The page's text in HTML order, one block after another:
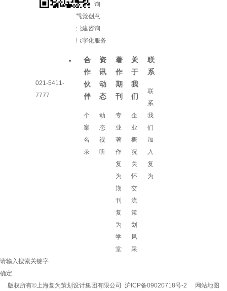
021-5411-
7777
增长咨询
视觉创意
党建咨询
数字化服务
合
作
伙
伴
个
案
名
录
资
讯
动
态
动
态
视
听
著
作
期
刊
专
业
著
作
复
为
期
刊
复
为
学
堂
关
于
我
们
企
业
概
况
关
怀
交
流
策
划
风
采
联
系
联
系
我
们
加
入
复
为
请输入搜索关键字
确定
网站地图
版权所有©上海复为策划设计集团有限公司 沪ICP备09020718号-2